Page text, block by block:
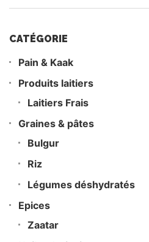
CATÉGORIE
Pain & Kaak
Produits laitiers
Laitiers Frais
Graines & pâtes
Bulgur
Riz
Légumes déshydratés
Epices
Zaatar